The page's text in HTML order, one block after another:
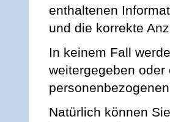
enthaltenen
und die korrekte
In keinem Fall
weitergegeben
Natürlich können